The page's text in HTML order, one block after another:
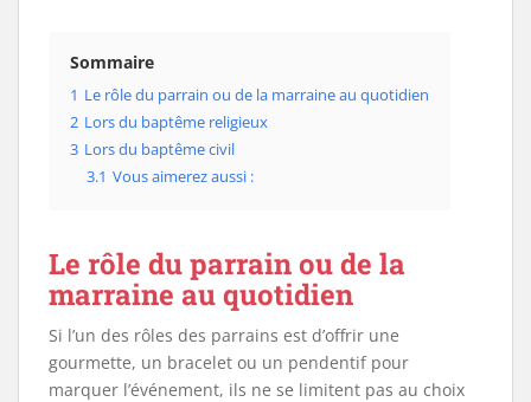
Sommaire
1 Le rôle du parrain ou de la marraine au quotidien
2 Lors du baptême religieux
3 Lors du baptême civil
3.1 Vous aimerez aussi :
Le rôle du parrain ou de la
marraine au quotidien
Si l’un des rôles des parrains est d’offrir une
gourmette, un bracelet ou un pendentif pour
marquer l’événement, ils ne se limitent pas au choix